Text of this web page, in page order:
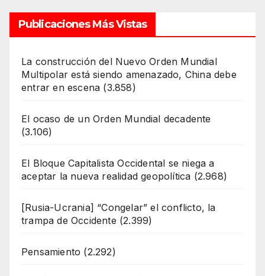
Publicaciones Más Vistas
La construcción del Nuevo Orden Mundial
Multipolar está siendo amenazado, China debe
entrar en escena (3.858)
El ocaso de un Orden Mundial decadente
(3.106)
El Bloque Capitalista Occidental se niega a
aceptar la nueva realidad geopolítica (2.968)
[Rusia-Ucrania] “Congelar” el conflicto, la
trampa de Occidente (2.399)
Pensamiento (2.292)